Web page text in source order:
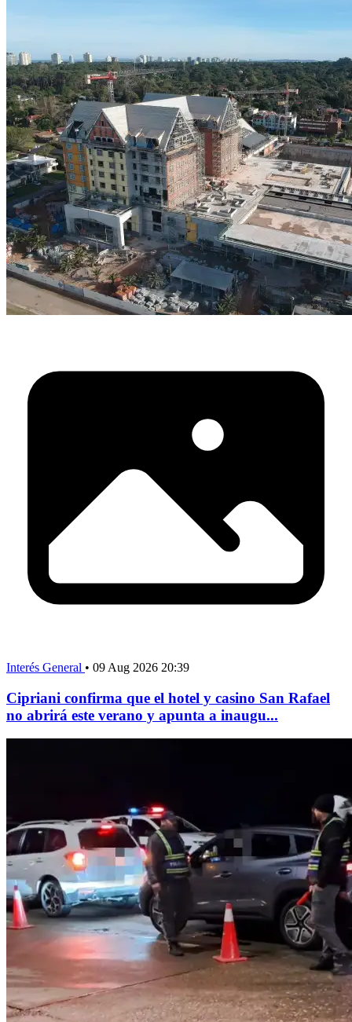
Interés General • 09 Aug 2026 20:39
Cipriani confirma que el hotel y casino San Rafael
no abrirá este verano y apunta a inaugu...